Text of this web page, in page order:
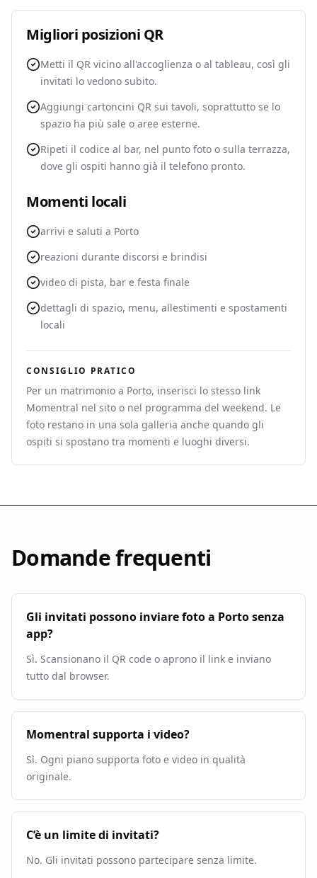
Migliori posizioni QR
Metti il QR vicino all'accoglienza o al tableau, così gli
invitati lo vedono subito.
Aggiungi cartoncini QR sui tavoli, soprattutto se lo
spazio ha più sale o aree esterne.
Ripeti il codice al bar, nel punto foto o sulla terrazza,
dove gli ospiti hanno già il telefono pronto.
Momenti locali
arrivi e saluti a Porto
reazioni durante discorsi e brindisi
video di pista, bar e festa finale
dettagli di spazio, menu, allestimenti e spostamenti
locali
CONSIGLIO PRATICO
Per un matrimonio a Porto, inserisci lo stesso link
Momentral nel sito o nel programma del weekend. Le
foto restano in una sola galleria anche quando gli
ospiti si spostano tra momenti e luoghi diversi.
Domande frequenti
Gli invitati possono inviare foto a Porto senza
app?
Sì. Scansionano il QR code o aprono il link e inviano
tutto dal browser.
Momentral supporta i video?
Sì. Ogni piano supporta foto e video in qualità
originale.
C’è un limite di invitati?
No. Gli invitati possono partecipare senza limite.